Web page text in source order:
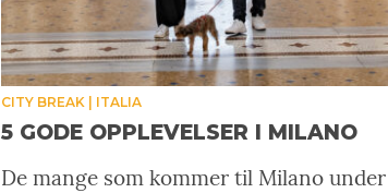
CITY BREAK ITALIA
5 GODE OPPLEVELSER I MILANO
De mange som kommer til Milano under